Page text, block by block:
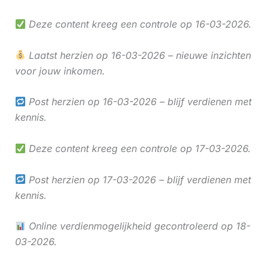
Deze content kreeg een controle op 16-03-2026.
Laatst herzien op 16-03-2026 – nieuwe inzichten
voor jouw inkomen.
Post herzien op 16-03-2026 – blijf verdienen met
kennis.
Deze content kreeg een controle op 17-03-2026.
Post herzien op 17-03-2026 – blijf verdienen met
kennis.
Online verdienmogelijkheid gecontroleerd op 18-
03-2026.